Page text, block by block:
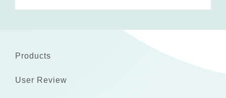
Products
User Review